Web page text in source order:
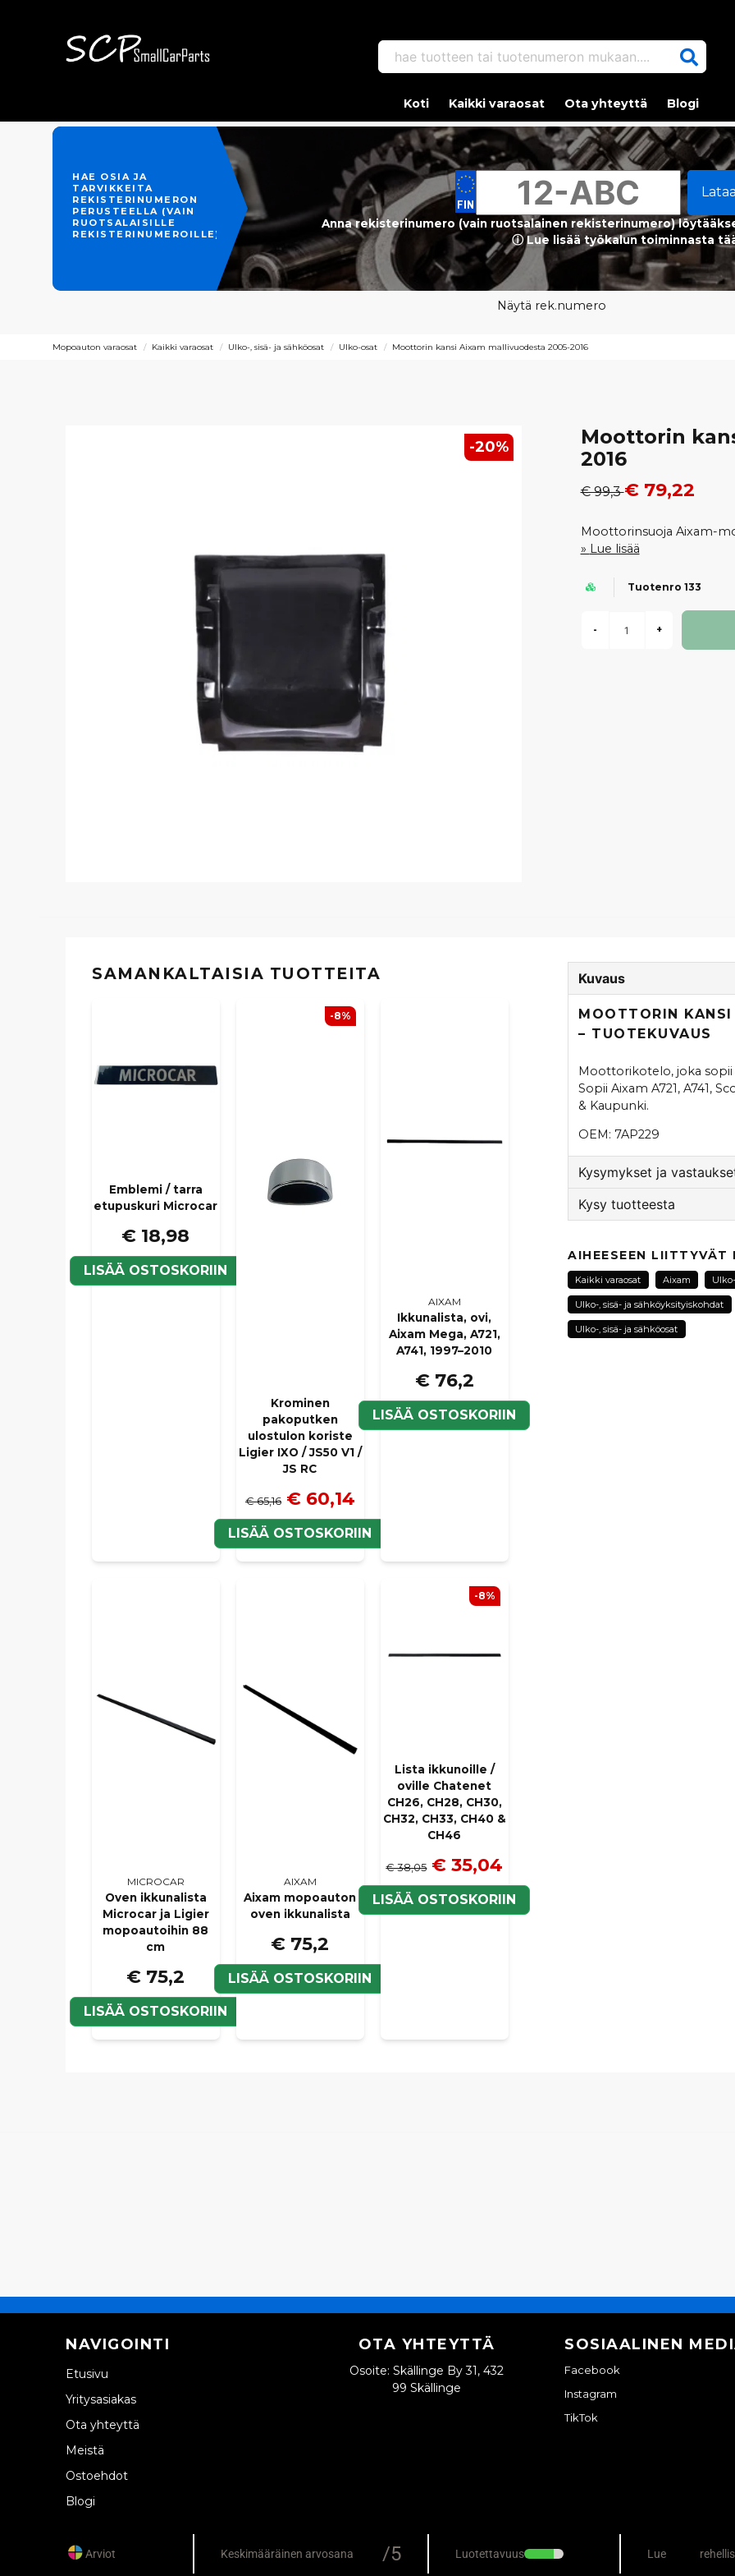
hae tuotteen tai tuotenumeron mukaan....
Koti Kaikki varaosat Ota yhteyttä Blogi
HAE OSIA JA
TARVIKKEITA
REKISTERINUMERON
PERUSTEELLA (VAIN
RUOTSALAISILLE
REKISTERINUMEROILLE)
Anna rekisterinumero (vain ruotsalainen rekisterinumero)
ⓘ Lue lisää työkalun toiminnasta
Näytä rek.numero
Mopoauton varaosat Kaikki varaosat Ulko-, sisä- ja sähköosat Ulko-osat Moottorin kansi Aixam mallivuodesta 2005-2016
-20%
Moottorin
2016
€ 99,3€ 79,22
Moottorinsuoja Aixam-
Lue lisää
Tuotenro 133
- +
SAMANKALTAISIA ​​TUOTTEITA
Emblemi / tarra
etupuskuri Microcar
€ 18,98
LISÄÄ OSTOSKORIIN
Krominen
pakoputken
ulostulon koriste
Ligier IXO / JS50 V1 /
JS RC
€ 65,16 € 60,14
LISÄÄ OSTOSKORIIN
-8%
AIXAM
Ikkunalista, ovi,
Aixam Mega, A721,
A741, 1997–2010
€ 76,2
LISÄÄ OSTOSKORIIN
MICROCAR
Oven ikkunalista
Microcar ja Ligier
mopoautoihin 88
cm
€ 75,2
LISÄÄ OSTOSKORIIN
AIXAM
Aixam mopoauton
oven ikkunalista
€ 75,2
LISÄÄ OSTOSKORIIN
Lista ikkunoille /
oville Chatenet
CH26, CH28, CH30,
CH32, CH33, CH40 &
CH46
€ 38,05 € 35,04
LISÄÄ OSTOSKORIIN
-8%
Kuvaus
MOOTTORIN
– TUOTEKUVAUS
Moottorikotelo, joka sopii
Sopii Aixam A721, A741,
& Kaupunki.
OEM: 7AP229
Kysymykset ja
Kauppa vastasi
Hej!
Nej, tyvärr inte. Denna
innebär att den inte
2019).
Kysy tuotteesta
Kysy meiltä tästä
name
Nimi
AIHEESEEN LIITTYVÄT
Kaikki varaosat Aixam
Ulko-, sisä- ja sähköyksityiskohdat
Ulko-, sisä- ja sähköosat
NAVIGOINTI
Etusivu
Yritysasiakas
Ota yhteyttä
Meistä
Ostoehdot
Blogi
OTA YHTEYTTÄ
Osoite: Skällinge By 31, 432
99 Skällinge
SOSIAALINEN
Facebook
Instagram
TikTok